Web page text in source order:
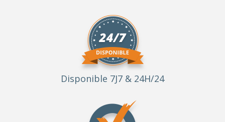
Disponible 7J7 & 24H/24